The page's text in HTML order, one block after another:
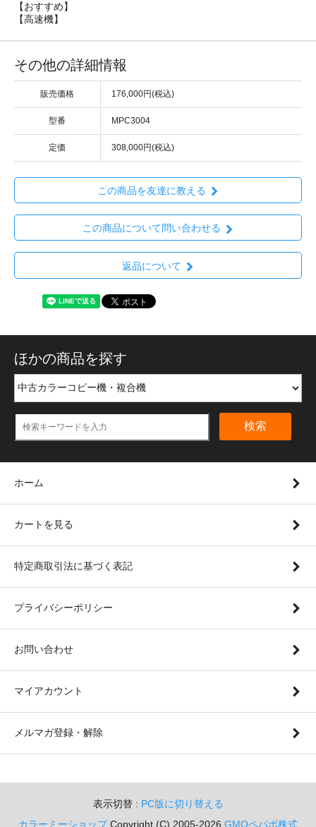
【おすすめ】
【高速機】
その他の詳細情報
販売価格 176,000円(税込)
型番 MPC3004
定価 308,000円(税込)
この商品を友達に教える
この商品について問い合わせる
返品について
ほかの商品を探す
検索
ホーム
カートを見る
特定商取引法に基づく表記
プライバシーポリシー
お問い合わせ
マイアカウント
メルマガ登録・解除
表示切替 : PC版に切り替える
カラーミーショップCopyright (C) 2005-2026 GMOペパボ株式